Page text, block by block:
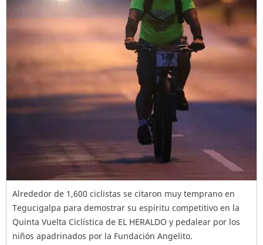
Alrededor de 1,600 ciclistas se citaron muy temprano en
Tegucigalpa para demostrar su espíritu competitivo en la
Quinta Vuelta Ciclística de EL HERALDO y pedalear por los
niños apadrinados por la Fundación Angelito.